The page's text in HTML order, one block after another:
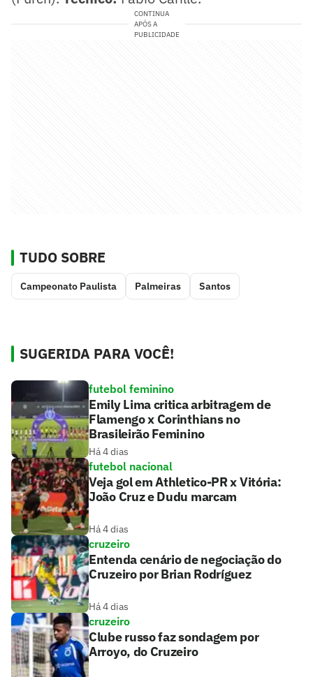
CONTINUA
APÓS A
PUBLICIDADE
TUDO SOBRE
Campeonato Paulista Palmeiras Santos
SUGERIDA PARA VOCÊ!
futebol feminino
Emily Lima critica arbitragem de
Flamengo x Corinthians no
Brasileirão Feminino
Há 4 dias
futebol nacional
Veja gol em Athletico-PR x Vitória:
João Cruz e Dudu marcam
Há 4 dias
cruzeiro
Entenda cenário de negociação do
Cruzeiro por Brian Rodríguez
Há 4 dias
cruzeiro
Clube russo faz sondagem por
Arroyo, do Cruzeiro